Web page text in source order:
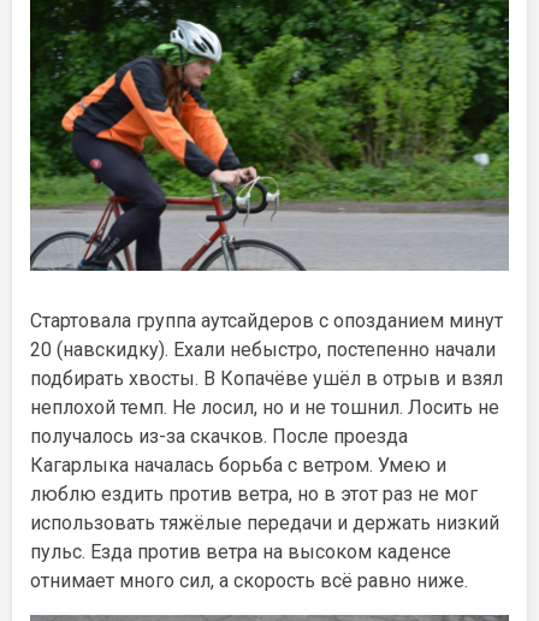
Стартовала группа аутсайдеров с опозданием минут
20 (навскидку). Ехали небыстро, постепенно начали
подбирать хвосты. В Копачёве ушёл в отрыв и взял
неплохой темп. Не лосил, но и не тошнил. Лосить не
получалось из-за скачков. После проезда
Кагарлыка началась борьба с ветром. Умею и
люблю ездить против ветра, но в этот раз не мог
использовать тяжёлые передачи и держать низкий
пульс. Езда против ветра на высоком каденсе
отнимает много сил, а скорость всё равно ниже.